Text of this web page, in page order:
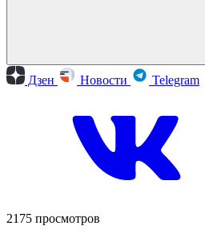
Дзен Новости Telegram
2175 просмотров